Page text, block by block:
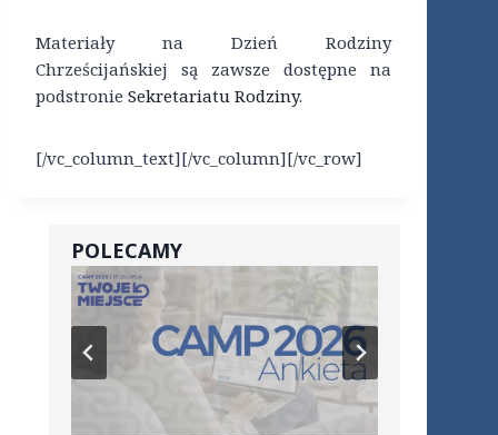
Materiały na Dzień Rodziny
Chrześcijańskiej są zawsze dostępne na
podstronie Sekretariatu Rodziny.
[/vc_column_text][/vc_column][/vc_row]
POLECAMY